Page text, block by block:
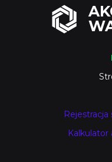
Kalkulator